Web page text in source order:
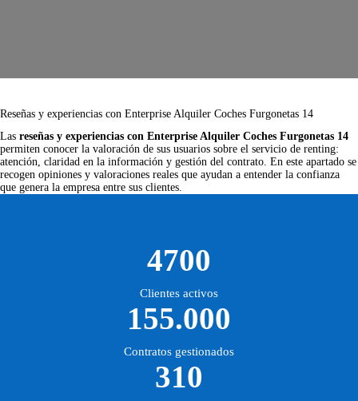
Reseñas y experiencias con Enterprise Alquiler Coches Furgonetas 14
Las reseñas y experiencias con Enterprise Alquiler Coches Furgonetas 14
permiten conocer la valoración de sus usuarios sobre el servicio de renting:
atención, claridad en la información y gestión del contrato. En este apartado se
recogen opiniones y valoraciones reales que ayudan a entender la confianza
que genera la empresa entre sus clientes.
4700
Clientes activos
155.000
Contratos gestionados
310